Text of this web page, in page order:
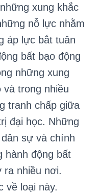
xung khắc
nỗ lực nhằm
áp lực bắt tuân
bất bạo động
những xung
và trong nhiều
tranh chấp giữa
đại học. Những
sự và chính
hành động bất
ra nhiều nơi.
về loại này.